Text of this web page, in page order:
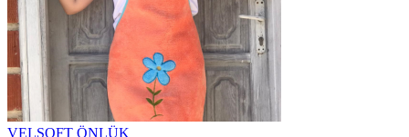
VELSOFT ÖNLÜK